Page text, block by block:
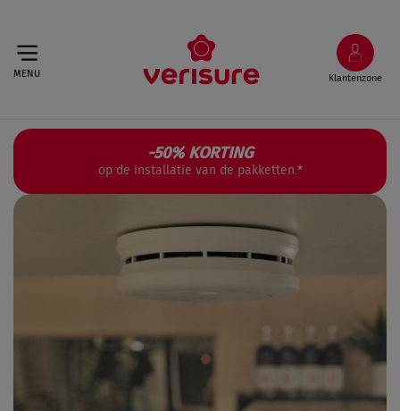
MENU Klantenzone
-50% KORTING
op de installatie van de pakketten.*